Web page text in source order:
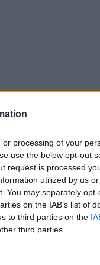
processing of your
use the below opt-out
request is processed
utilized by us
You may separately
on the IAB’s list of
to third parties on the
third parties.